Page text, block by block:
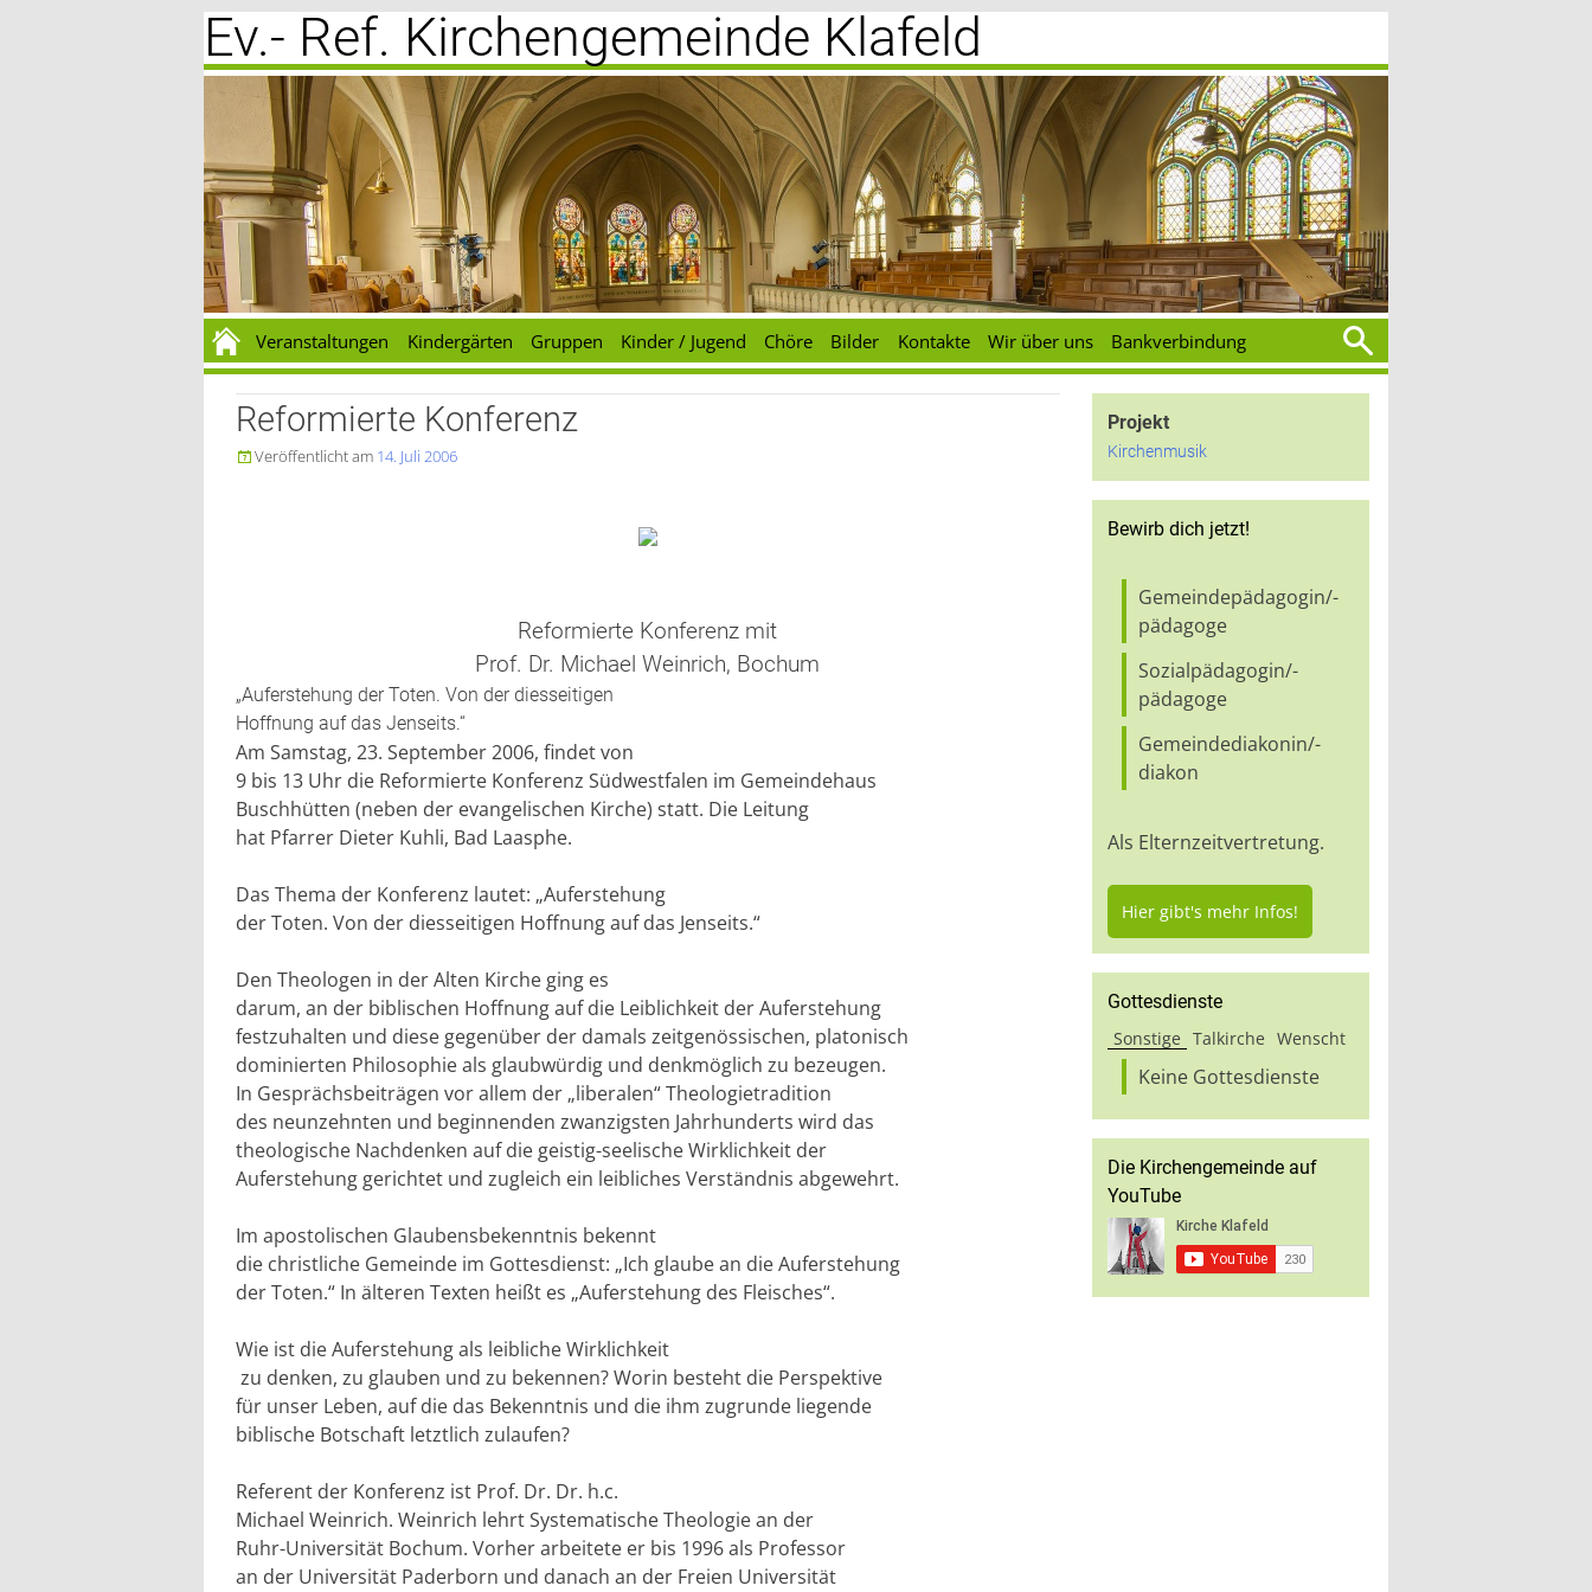
Zum
Inhalt
springen
Ev.- Ref. Kirchengemeinde Klafeld
Veranstaltungen Kindergärten Gruppen Kinder / Jugend Chöre Bilder Kontakte Wir über uns Bankverbindung
nach:
Projekt
Kirchenmusik
Reformierte Konferenz
Veröffentlicht am 14. Juli 2006
Reformierte Konferenz mit
Prof. Dr. Michael Weinrich, Bochum
„Auferstehung der Toten. Von der diesseitigen
Hoffnung auf das Jenseits.“
Am Samstag, 23. September 2006, findet von
9 bis 13 Uhr die Reformierte Konferenz Südwestfalen im Gemeindehaus
Buschhütten (neben der evangelischen Kirche) statt. Die Leitung
hat Pfarrer Dieter Kuhli, Bad Laasphe.
Das Thema der Konferenz lautet: „Auferstehung
der Toten. Von der diesseitigen Hoffnung auf das Jenseits.“
Den Theologen in der Alten Kirche ging es
darum, an der biblischen Hoffnung auf die Leiblichkeit der Auferstehung
festzuhalten und diese gegenüber der damals zeitgenössischen, platonisch
dominierten Philosophie als glaubwürdig und denkmöglich zu bezeugen.
In Gesprächsbeiträgen vor allem der „liberalen“ Theologietradition
des neunzehnten und beginnenden zwanzigsten Jahrhunderts wird das
theologische Nachdenken auf die geistig-seelische Wirklichkeit der
Auferstehung gerichtet und zugleich ein leibliches Verständnis abgewehrt.
Im apostolischen Glaubensbekenntnis bekennt
die christliche Gemeinde im Gottesdienst: „Ich glaube an die Auferstehung
der Toten.“ In älteren Texten heißt es „Auferstehung des Fleisches“.
Wie ist die Auferstehung als leibliche Wirklichkeit
zu denken, zu glauben und zu bekennen? Worin besteht die Perspektive
für unser Leben, auf die das Bekenntnis und die ihm zugrunde liegende
biblische Botschaft letztlich zulaufen?
Referent der Konferenz ist Prof. Dr. Dr. h.c.
Michael Weinrich. Weinrich lehrt Systematische Theologie an der
Ruhr-Universität Bochum. Vorher arbeitete er bis 1996 als Professor
an der Universität Paderborn und danach an der Freien Universität
Bewirb dich jetzt!
Gemeindepädagogin/-
pädagoge
Sozialpädagogin/-
pädagoge
Gemeindediakonin/-
diakon
Als Elternzeitvertretung.
Hier gibt's mehr Infos!
Gottesdienste
Sonstige Talkirche Wenscht
Keine Gottesdienste
Die Kirchengemeinde auf
YouTube